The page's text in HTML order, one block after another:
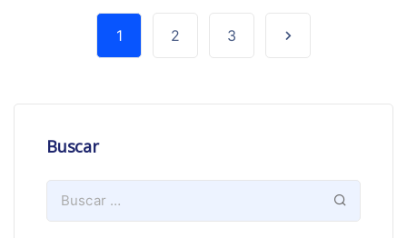
1 2 3
Buscar